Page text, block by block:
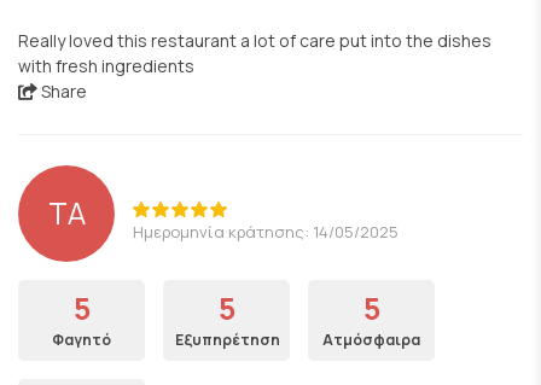
Really loved this restaurant a lot of care put into the dishes
with fresh ingredients
Share
TA Ημερομηνία κράτησης: 14/05/2025
5
Φαγητό
5
Εξυπηρέτηση
5
Ατμόσφαιρα